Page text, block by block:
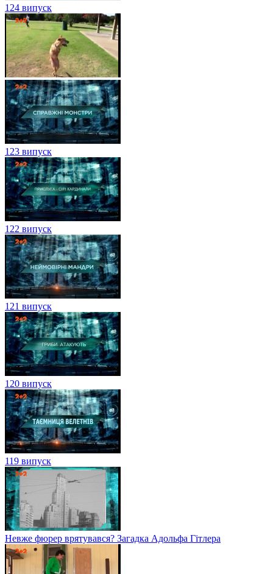
124 випуск
123 випуск
122 випуск
121 випуск
120 випуск
119 випуск
Невже фюрер врятувався? Загадка Адольфа Гітлера